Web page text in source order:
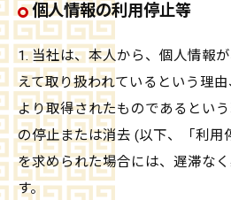
個人情報の利用停止等
1. 当社は、本人から、個人情報
えて取り扱われているという理
より取得されたものであるとい
の停止または消去 (以下、「利用
を求められた場合には、遅滞な
す。